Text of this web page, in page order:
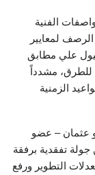
الفنية
لمعايير
علي مطابق
للطرق، مشدداً
الزمنية
عثمان – عضو
تفقدية برفقة
التطوير ورفع